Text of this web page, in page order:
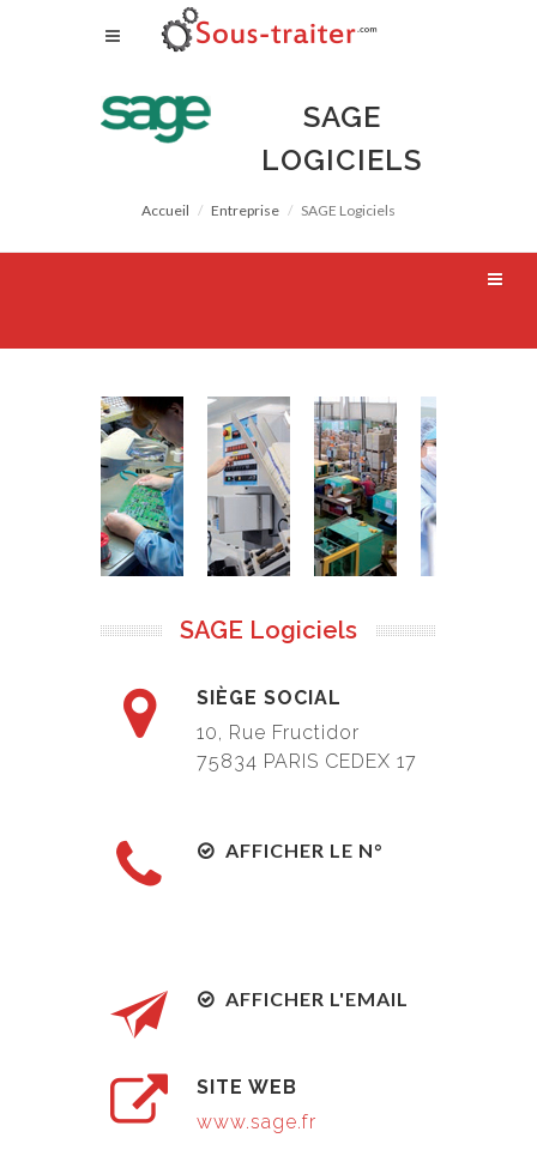
SAGE
LOGICIELS
Accueil Entreprise SAGE Logiciels
SAGE Logiciels
SIÈGE SOCIAL
10, Rue Fructidor
75834 PARIS CEDEX 17
AFFICHER LE N°
AFFICHER L'EMAIL
SITE WEB
www.sage.fr